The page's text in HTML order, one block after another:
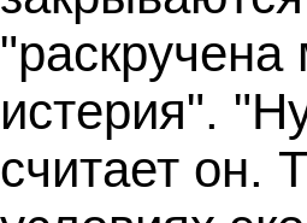
истерия".
считает он.